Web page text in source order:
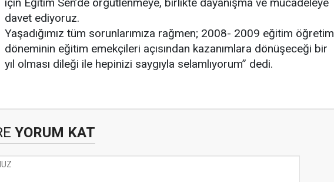
davet ediyoruz.
Yaşadığımız tüm sorunlarımıza rağmen; 2008- 2009 eğitim öğretim
döneminin eğitim emekçileri açısından kazanımlara dönüşeceği bir
yıl olması dileği ile hepinizi saygıyla selamlıyorum” dedi.
YORUM KAT